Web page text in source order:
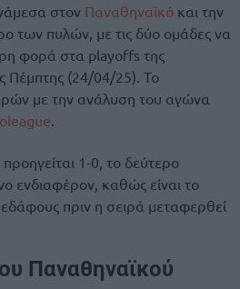
στον Παναθηναϊκό και την
των πυλών, με τις δύο ομάδες να
φορά στα playoffs της
Πέμπτης (24/04/25). Το
με την ανάλυση του αγώνα
1-0, το δεύτερο
ενδιαφέρον, καθώς είναι το
εδάφους πριν η σειρά μεταφερθεί
Παναθηναϊκού